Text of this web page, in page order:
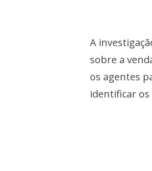
A
sobre a
os agentes
identificar os